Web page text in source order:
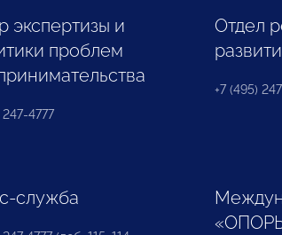
экспертизы и
проблем
247-4777
Отдел
+7 (495)
служба